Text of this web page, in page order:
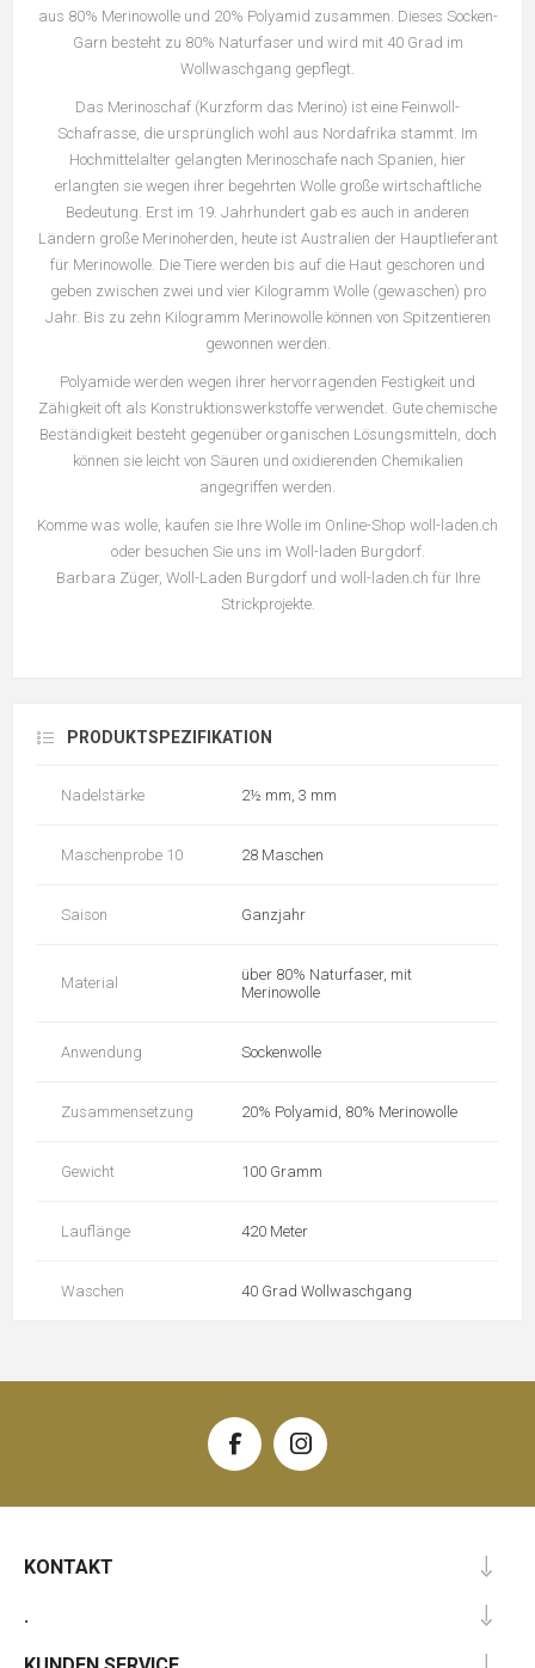
aus 80% Merinowolle und 20% Polyamid zusammen. Dieses Socken-
Garn besteht zu 80% Naturfaser und wird mit 40 Grad im
Wollwaschgang gepflegt.
Das Merinoschaf (Kurzform das Merino) ist eine Feinwoll-
Schafrasse, die ursprünglich wohl aus Nordafrika stammt. Im
Hochmittelalter gelangten Merinoschafe nach Spanien, hier
erlangten sie wegen ihrer begehrten Wolle große wirtschaftliche
Bedeutung. Erst im 19. Jahrhundert gab es auch in anderen
Ländern große Merinoherden, heute ist Australien der Hauptlieferant
für Merinowolle. Die Tiere werden bis auf die Haut geschoren und
geben zwischen zwei und vier Kilogramm Wolle (gewaschen) pro
Jahr. Bis zu zehn Kilogramm Merinowolle können von Spitzentieren
gewonnen werden.
Polyamide werden wegen ihrer hervorragenden Festigkeit und
Zähigkeit oft als Konstruktionswerkstoffe verwendet. Gute chemische
Beständigkeit besteht gegenüber organischen Lösungsmitteln, doch
können sie leicht von Säuren und oxidierenden Chemikalien
angegriffen werden.
Komme was wolle, kaufen sie Ihre Wolle im Online-Shop woll-laden.ch
oder besuchen Sie uns im Woll-laden Burgdorf.
Barbara Züger, Woll-Laden Burgdorf und woll-laden.ch für Ihre
Strickprojekte.
PRODUKTSPEZIFIKATION
Nadelstärke 2½ mm, 3 mm
Maschenprobe 10 28 Maschen
Saison Ganzjahr
Material
über 80% Naturfaser, mit
Merinowolle
Anwendung Sockenwolle
Zusammensetzung 20% Polyamid, 80% Merinowolle
Gewicht 100 Gramm
Lauflänge 420 Meter
Waschen 40 Grad Wollwaschgang
KONTAKT
.